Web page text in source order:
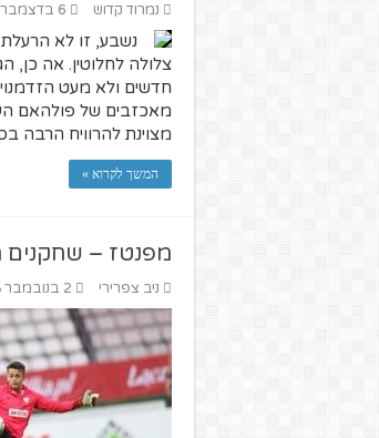
נמרוד קדוש 6 בדצמבר 2018
נשבע, זו לא
צלולה לחלוטין. אה כן,
חדשים ולא מעט
מאכזבים של פולהאם
מצוינת להרוויח הרבה
המשך לקרוא »
מפנטז – שחקנים
ניב צפרירי 2 בנובמבר 2018